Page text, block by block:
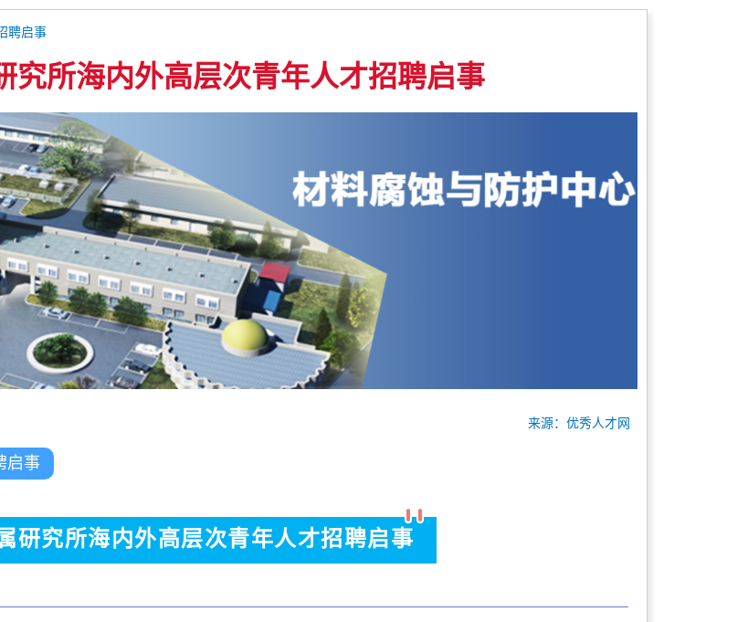
聘启事
究所海内外高层次青年人才招聘启事
来源：优秀人才网
启事
研究所海内外高层次青年人才招聘启事